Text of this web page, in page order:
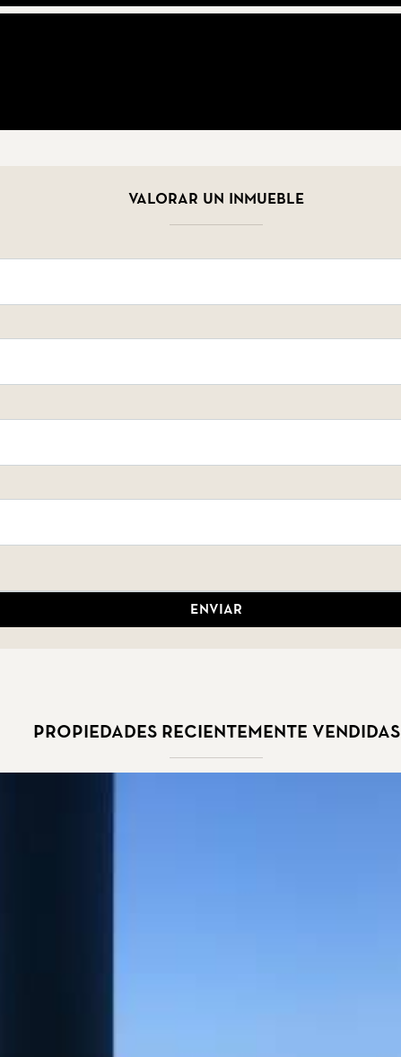
Valorar un inmueble
Enviar
Propiedades recientemente vendidas